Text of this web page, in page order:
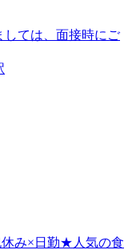
ては、面接時にご
休み×日勤★人気の食